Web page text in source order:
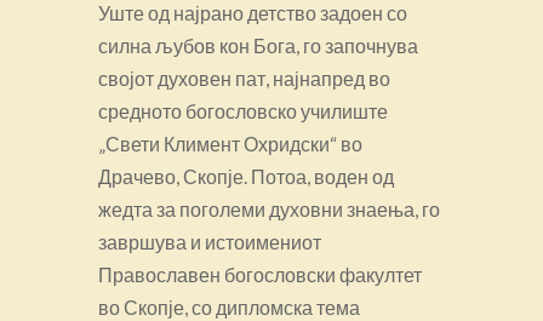
Уште од најрано детство задоен со
силна љубов кон Бога, го започнува
својот духовен пат, најнапред во
средното богословско училиште
„Свети Климент Охридски“ во
Драчево, Скопје. Потоа, воден од
жедта за поголеми духовни знаења, го
завршува и истоимениот
Православен богословски факултет
во Скопје, со дипломска тема